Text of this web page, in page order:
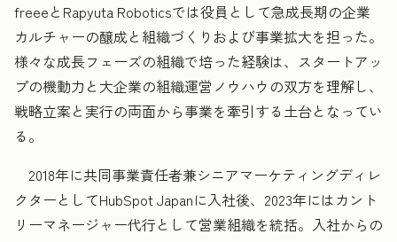
freeeとRapyuta Roboticsでは役員として急成長期の企業
カルチャーの醸成と組織づくりおよび事業拡大を担った。
様々な成長フェーズの組織で培った経験は、スタートアッ
プの機動力と大企業の組織運営ノウハウの双方を理解し、
戦略立案と実行の両面から事業を牽引する土台となってい
る。
2018年に共同事業責任者兼シニアマーケティングディレ
クターとしてHubSpot Japanに入社後、2023年にはカント
リーマネージャー代行として営業組織を統括。入社からの